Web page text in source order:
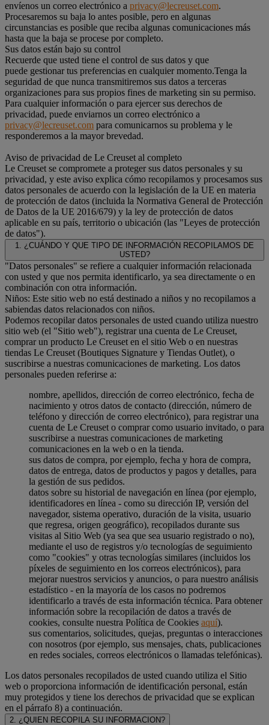
envíenos un correo electrónico a privacy@lecreuset.com.
Procesaremos su baja lo antes posible, pero en algunas
circunstancias es posible que reciba algunas comunicaciones más
hasta que la baja se procese por completo.
Sus datos están bajo su control
Recuerde que usted tiene el control de sus datos y que
puede gestionar tus preferencias en cualquier momento.Tenga la
seguridad de que nunca transmitiremos sus datos a terceras
organizaciones para sus propios fines de marketing sin su permiso.
Para cualquier información o para ejercer sus derechos de
privacidad, puede enviarnos un correo electrónico a
privacy@lecreuset.com para comunicarnos su problema y le
responderemos a la mayor brevedad.
Aviso de privacidad de Le Creuset al completo
Le Creuset se compromete a proteger sus datos personales y su
privacidad, y este aviso explica cómo recopilamos y procesamos sus
datos personales de acuerdo con la legislación de la UE en materia
de protección de datos (incluida la Normativa General de Protección
de Datos de la UE 2016/679) y la ley de protección de datos
aplicable en su país, territorio o ubicación (las "Leyes de protección
de datos").
1. ¿CUÁNDO Y QUE TIPO DE INFORMACIÓN RECOPILAMOS DE
USTED?
"Datos personales" se refiere a cualquier información relacionada
con usted y que nos permita identificarlo, ya sea directamente o en
combinación con otra información.
Niños: Este sitio web no está destinado a niños y no recopilamos a
sabiendas datos relacionados con niños.
Podemos recopilar datos personales de usted cuando utiliza nuestro
sitio web (el "Sitio web"), registrar una cuenta de Le Creuset,
comprar un producto Le Creuset en el sitio Web o en nuestras
tiendas Le Creuset (Boutiques Signature y Tiendas Outlet), o
suscribirse a nuestras comunicaciones de marketing. Los datos
personales pueden referirse a:
nombre, apellidos, dirección de correo electrónico, fecha de
nacimiento y otros datos de contacto (dirección, número de
teléfono y dirección de correo electrónico), para registrar una
cuenta de Le Creuset o comprar como usuario invitado, o para
suscribirse a nuestras comunicaciones de marketing
comunicaciones en la web o en la tienda.
sus datos de compra, por ejemplo, fecha y hora de compra,
datos de entrega, datos de productos y pagos y detalles, para
la gestión de sus pedidos.
datos sobre su historial de navegación en línea (por ejemplo,
identificadores en línea - como su dirección IP, versión del
navegador, sistema operativo, duración de la visita, usuario
que regresa, origen geográfico), recopilados durante sus
visitas al Sitio Web (ya sea que sea usuario registrado o no),
mediante el uso de registros y/o tecnologías de seguimiento
como "cookies" y otras tecnologías similares (incluidos los
píxeles de seguimiento en los correos electrónicos), para
mejorar nuestros servicios y anuncios, o para nuestro análisis
estadístico - en la mayoría de los casos no podremos
identificarlo a través de esta información técnica. Para obtener
información sobre la recopilación de datos a través de
cookies, consulte nuestra Política de Cookies aquí).
sus comentarios, solicitudes, quejas, preguntas o interacciones
con nosotros (por ejemplo, sus mensajes, chats, publicaciones
en redes sociales, correos electrónicos o llamadas telefónicas).
Los datos personales recopilados de usted cuando utiliza el Sitio
web o proporciona información de identificación personal, están
muy protegidos y tiene los derechos de privacidad que se explican
en el párrafo 8) a continuación.
2. ¿QUIEN RECOPILA SU INFORMACION?